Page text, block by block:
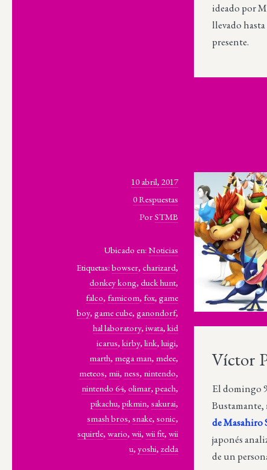
ideado por
llevado
presente.
10 abril, 2017
0 Respuestas
PorSTMB
Ubicado en:Noticias
Etiquetas:bowser,charizard,
donkey kong,duck hunt,
falco, famicom, fox,game
boy,game cube,ganondorf,
hal laboratory,iwata,kid
icarus,kirby,link,luigi,
marth, mega man, melee,
meteos, mii, ness, nintendo,
nintendo 64,olimar,peach,
pikachu,pikmin,sakurai,
smash bros,snake,sonic,
squirtle,wario,wii,wii fit,wii
u,yoshi,zelda
Víctor
El domingo
de Masahiro
japonés
de un